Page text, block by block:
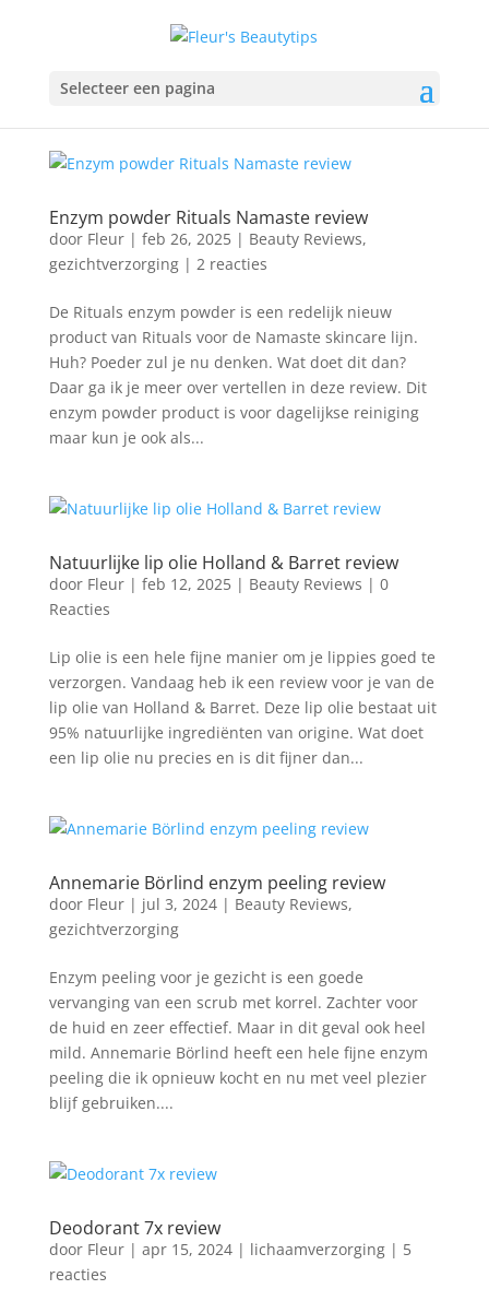
Selecteer een pagina
Enzym powder Rituals Namaste review
door Fleur| feb 26, 2025| Beauty Reviews,
gezichtverzorging| 2 reacties
De Rituals enzym powder is een redelijk nieuw
product van Rituals voor de Namaste skincare lijn.
Huh? Poeder zul je nu denken. Wat doet dit dan?
Daar ga ik je meer over vertellen in deze review. Dit
enzym powder product is voor dagelijkse reiniging
maar kun je ook als...
Natuurlijke lip olie Holland & Barret review
door Fleur| feb 12, 2025| Beauty Reviews | 0
Reacties
Lip olie is een hele fijne manier om je lippies goed te
verzorgen. Vandaag heb ik een review voor je van de
lip olie van Holland & Barret. Deze lip olie bestaat uit
95% natuurlijke ingrediënten van origine. Wat doet
een lip olie nu precies en is dit fijner dan...
Annemarie Börlind enzym peeling review
door Fleur| jul 3, 2024| Beauty Reviews,
gezichtverzorging
Enzym peeling voor je gezicht is een goede
vervanging van een scrub met korrel. Zachter voor
de huid en zeer effectief. Maar in dit geval ook heel
mild. Annemarie Börlind heeft een hele fijne enzym
peeling die ik opnieuw kocht en nu met veel plezier
blijf gebruiken....
Deodorant 7x review
door Fleur| apr 15, 2024| lichaamverzorging| 5
reacties